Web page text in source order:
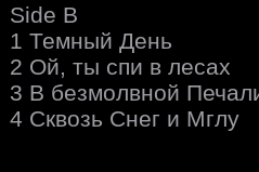
Side B
1 Темный День
2 Ой, ты спи в лесах
3 В безмолвной
4 Сквозь Снег и Мглу